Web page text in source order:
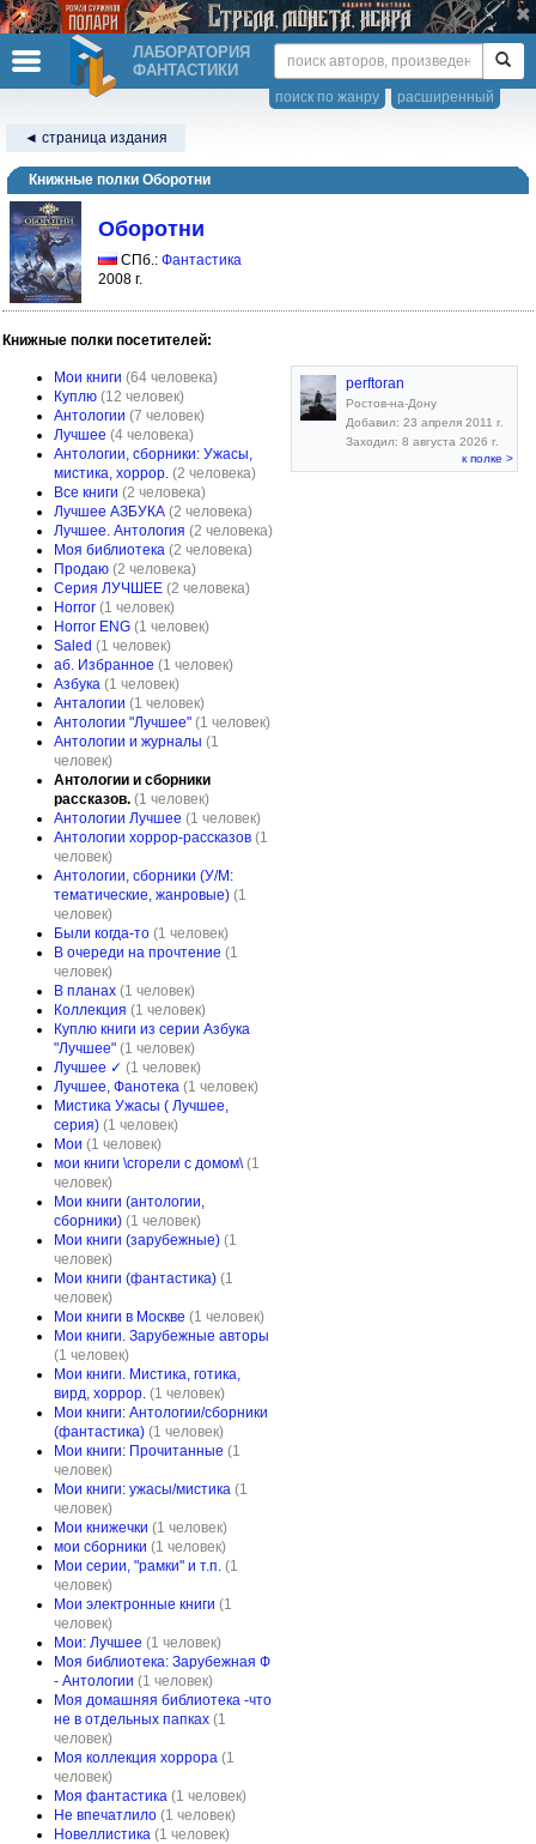
ЛАБОРАТОРИЯ
ФАНТАСТИКИ
расширенный
поиск по жанру
◄ страница издания
Книжные полки Оборотни
Оборотни
СПб.: Фантастика
2008 г.
Книжные полки посетителей:
Мои книги (64 человека)
Куплю (12 человек)
Антологии (7 человек)
Лучшее (4 человека)
Антологии, сборники: Ужасы,
мистика, хоррор. (2 человека)
Все книги (2 человека)
Лучшее АЗБУКА (2 человека)
Лучшее. Антология (2 человека)
Моя библиотека (2 человека)
Продаю (2 человека)
Серия ЛУЧШЕЕ (2 человека)
Horror (1 человек)
Horror ENG (1 человек)
Saled (1 человек)
аб. Избранное (1 человек)
Азбука (1 человек)
Анталогии (1 человек)
Антологии "Лучшее" (1 человек)
Антологии и журналы (1
человек)
Антологии и сборники
рассказов. (1 человек)
Антологии Лучшее (1 человек)
Антологии хоррор-рассказов (1
человек)
Антологии, сборники (У/М:
тематические, жанровые) (1
человек)
Были когда-то (1 человек)
В очереди на прочтение (1
человек)
В планах (1 человек)
Коллекция (1 человек)
Куплю книги из серии Азбука
"Лучшее" (1 человек)
Лучшее ✓ (1 человек)
Лучшее, Фанотека (1 человек)
Мистика Ужасы ( Лучшее,
серия) (1 человек)
Мои (1 человек)
мои книги \сгорели с домом\ (1
человек)
Мои книги (антологии,
сборники) (1 человек)
Мои книги (зарубежные) (1
человек)
Мои книги (фантастика) (1
человек)
Мои книги в Москве (1 человек)
Мои книги. Зарубежные авторы
(1 человек)
Мои книги. Мистика, готика,
вирд, хоррор. (1 человек)
Мои книги: Антологии/сборники
(фантастика) (1 человек)
Мои книги: Прочитанные (1
человек)
Мои книги: ужасы/мистика (1
человек)
Мои книжечки (1 человек)
мои сборники (1 человек)
Мои серии, "рамки" и т.п. (1
человек)
Мои электронные книги (1
человек)
Мои: Лучшее (1 человек)
Моя библиотека: Зарубежная Ф
- Антологии (1 человек)
Моя домашняя библиотека -что
не в отдельных папках (1
человек)
Моя коллекция хоррора (1
человек)
Моя фантастика (1 человек)
Не впечатлило (1 человек)
Новеллистика (1 человек)
perftoran
Ростов-на-Дону
Добавил: 23 апреля 2011 г.
Заходил: 8 августа 2026 г.
к полке >